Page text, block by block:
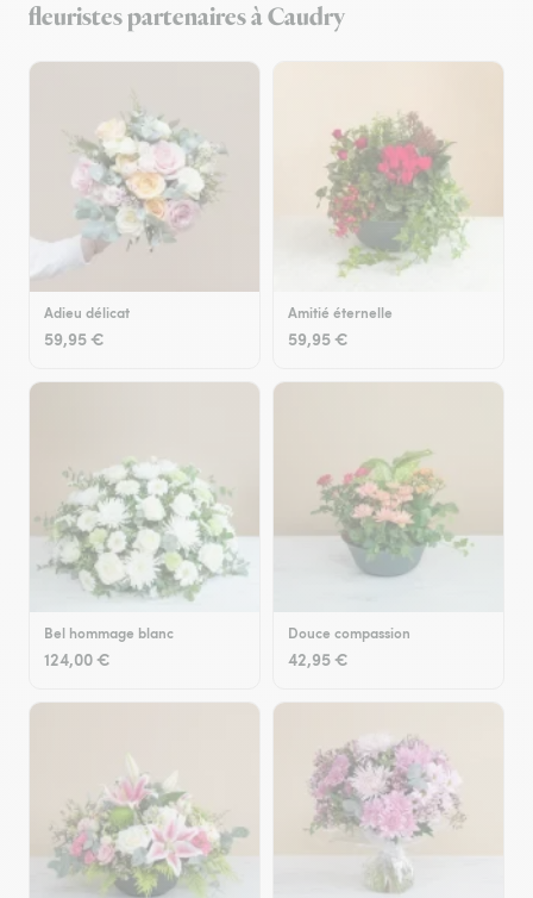
fleuristes partenaires à Caudry
Adieu délicat
59,95 €
Amitié éternelle
59,95 €
Bel hommage blanc
124,00 €
Douce compassion
42,95 €